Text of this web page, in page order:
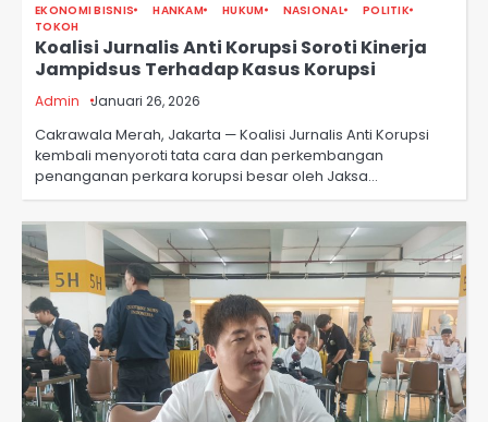
EKONOMI BISNIS HANKAM HUKUM NASIONAL
POLITIK
TOKOH
Koalisi Jurnalis Anti Korupsi Soroti Kinerja
Jampidsus Terhadap Kasus Korupsi
Admin Januari 26, 2026
Cakrawala Merah, Jakarta — Koalisi Jurnalis Anti Korupsi
kembali menyoroti tata cara dan perkembangan
penanganan perkara korupsi besar oleh Jaksa…